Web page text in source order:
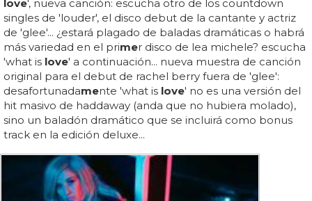
love', nueva canción: escucha otro de los countdown
singles de 'louder', el disco debut de la cantante y actriz
de 'glee'... ¿estará plagado de baladas dramáticas o habrá
más variedad en el primer disco de lea michele? escucha
'what is love' a continuación... nueva muestra de canción
original para el debut de rachel berry fuera de 'glee':
desafortunadamente 'what is love' no es una versión del
hit masivo de haddaway (anda que no hubiera molado),
sino un baladón dramático que se incluirá como bonus
track en la edición deluxe...